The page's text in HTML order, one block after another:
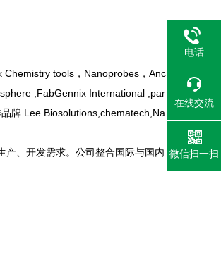
Chemistry tools，Nanoprobes，Anc
,FabGennix International ,par
牌 Lee Biosolutions,chematech,Na
产、开发需求。公司整合国际与国内
电话
在线交流
微信扫一扫